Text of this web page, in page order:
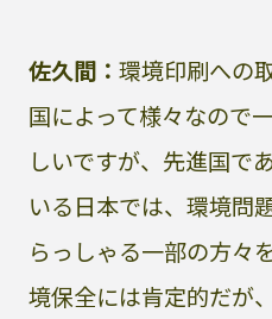
佐久間： 環境印刷への
国によって様々なので
しいですが、先進国で
いる日本では、環境問
らっしゃる一部の方々
境保全には肯定的だが